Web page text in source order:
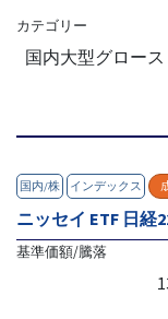
カテゴリー
国内大型グロース
国内/株 インデックス
ニッセイ ETF 日経
基準価額/騰落